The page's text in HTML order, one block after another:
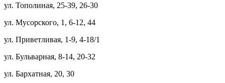
ул. Тополиная, 25-39, 26-30
ул. Мусорского, 1, 6-12, 44
ул. Приветливая, 1-9, 4-18/1
ул. Бульварная, 8-14, 20-32
ул. Бархатная, 20, 30